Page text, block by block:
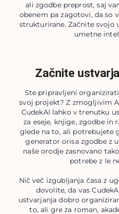
ali zgodbe preprost, saj
obenem pa zagotovi, da so
strukturirane. Začnite svojo
umetne
Začnite
Ste pripravljeni
svoj projekt? Z zmogljivim
CudekAI lahko v trenutku
za eseje, knjige, zgodbe in
glede na to, ali potrebujete
generator orisa zgodbe z
naše orodje zasnovano
potrebe z le
Nič več izgubljanja časa z
dovolite, da vas
ustvarjanja dobro
to, ali gre za roman,